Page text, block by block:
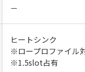
－
ヒートシンク
※ロープロファイル
※1.5slot占有